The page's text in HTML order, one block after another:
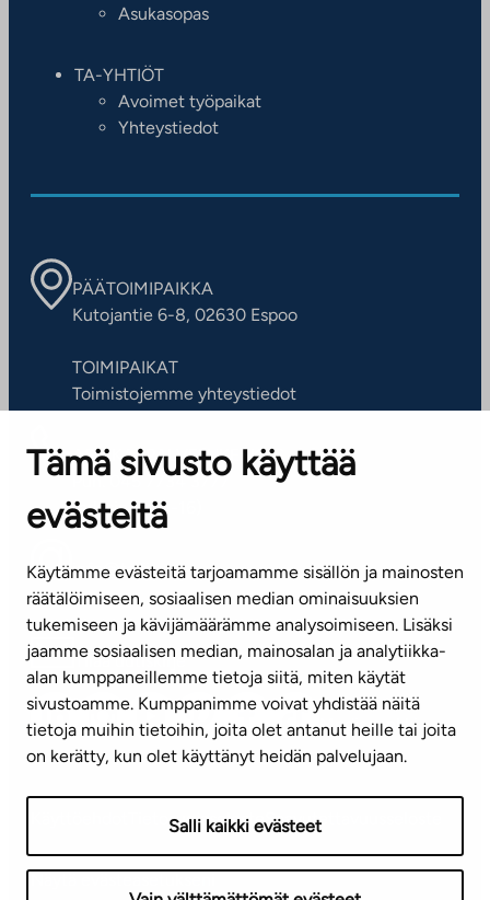
Tämä sivusto käyttää
evästeitä
Käytämme evästeitä tarjoamamme sisällön ja mainosten
räätälöimiseen, sosiaalisen median ominaisuuksien
tukemiseen ja kävijämäärämme analysoimiseen. Lisäksi
jaamme sosiaalisen median, mainosalan ja analytiikka-
alan kumppaneillemme tietoja siitä, miten käytät
sivustoamme. Kumppanimme voivat yhdistää näitä
tietoja muihin tietoihin, joita olet antanut heille tai joita
on kerätty, kun olet käyttänyt heidän palvelujaan.
Salli kaikki evästeet
Asukasopas
TA-YHTIÖT
Avoimet työpaikat
Yhteystiedot
PÄÄTOIMIPAIKKA
Kutojantie 6-8, 02630 Espoo
TOIMIPAIKAT
Toimistojemme yhteystiedot
ASIAKASPALVELUKESKUS
Puh. 045 7734 3777
(arkisin klo 8-16)
info@ta.fi
Tilaa uutiskirje
Mediapankki
TietosuojaselosteSaavutettavuusseloste